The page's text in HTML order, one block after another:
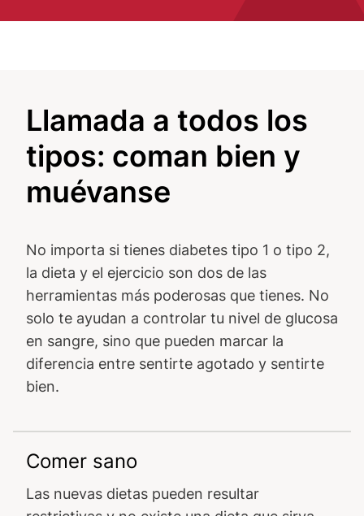
Llamada a todos los
tipos: coman bien y
muévanse
No importa si tienes diabetes tipo 1 o tipo 2,
la dieta y el ejercicio son dos de las
herramientas más poderosas que tienes. No
solo te ayudan a controlar tu nivel de glucosa
en sangre, sino que pueden marcar la
diferencia entre sentirte agotado y sentirte
bien.
Comer sano
Las nuevas dietas pueden resultar